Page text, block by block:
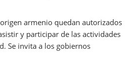
armenio quedan autorizados
y participar de las actividades
Se invita a los gobiernos